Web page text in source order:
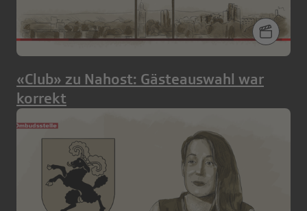
«Club» zu Nahost: Gästeauswahl war
korrekt